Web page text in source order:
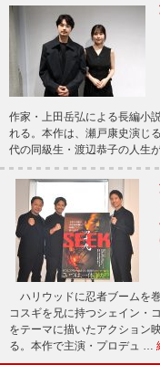
作家・上田岳弘による長編小
れる。本作は、瀬戸康史演じ
代の同級生・渡辺恭子の人生
ハリウッドに忍者ブームを
コスギを兄に持つシェイン・
をテーマに描いたアクション
る。本作で主演・プロデュ …